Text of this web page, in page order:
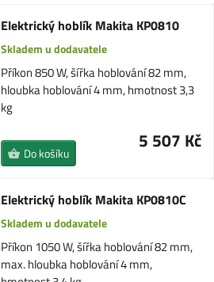
Elektrický hoblík Makita KP0810
Skladem u dodavatele
Příkon 850 W, šířka hoblování 82 mm,
hloubka hoblování 4 mm, hmotnost 3,3
kg
5 507 Kč
Do košíku
Elektrický hoblík Makita KP0810C
Skladem u dodavatele
Příkon 1050 W, šířka hoblování 82 mm,
max. hloubka hoblování 4 mm,